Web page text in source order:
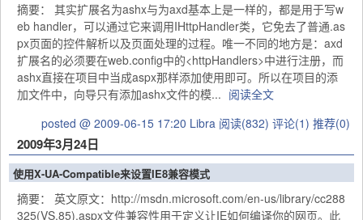
摘要： 其实扩展名为ashx与为axd基本上是一样的，都是用于写w
eb handler，可以通过它来调用IHttpHandler类，它免去了普通.as
px页面的控件解析以及页面处理的过程。唯一不同的地方是：axd
扩展名的必须要在web.config中的<httpHandlers>中进行注册，而
ashx直接在项目中当成aspx那样添加使用即可。所以在项目的添
加文件中，向导只有添加ashx文件的模... 阅读全文
posted @ 2009-06-15 17:20 Libra 阅读(832) 评论(1) 推荐(0)
2009年3月24日
使用X-UA-Compatible来设置IE8兼容模式
摘要： 英文原文：http://msdn.microsoft.com/en-us/library/cc288
325(VS.85).aspx文件兼容性用于定义让IE如何编译你的网页。此